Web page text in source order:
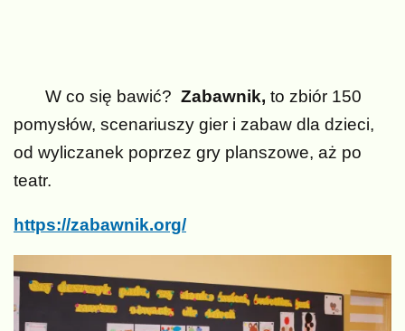
W co się bawić? Zabawnik, to zbiór 150
pomysłów, scenariuszy gier i zabaw dla dzieci,
od wyliczanek poprzez gry planszowe, aż po
teatr.
https://zabawnik.org/